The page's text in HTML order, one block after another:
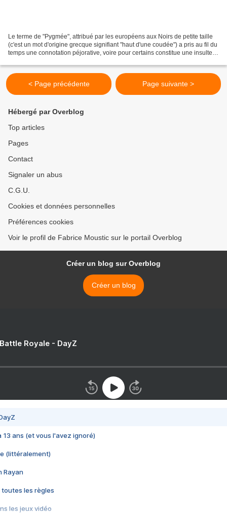
Le terme de "Pygmée", attribué par les européens aux Noirs de petite taille
(c'est un mot d'origine grecque signifiant "haut d'une coudée") a pris au fil du
temps une connotation péjorative, voire pour certains constitue une insulte.
< Page précédente Page suivante >
Hébergé par Overblog
Top articles
Pages
Contact
Signaler un abus
C.G.U.
Cookies et données personnelles
Préférences cookies
Voir le profil de Fabrice Moustic sur le portail Overblog
Créer un blog sur Overblog
Créer un blog
Royale - DayZ
13 ans (et vous l'avez ignoré)
(littéralement)
Rayan
toutes les règles
les jeux vidéo